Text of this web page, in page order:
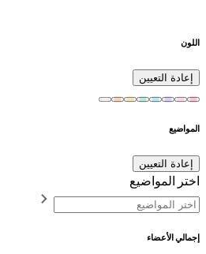
اللون
إعادة التعيين
المواضيع
إعادة التعيين
اختر المواضيع
إجمالي الأعضاء